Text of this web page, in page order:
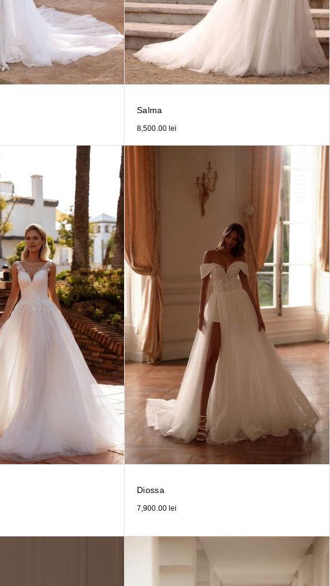
Salma
8,500.00lei
Diossa
7,900.00lei